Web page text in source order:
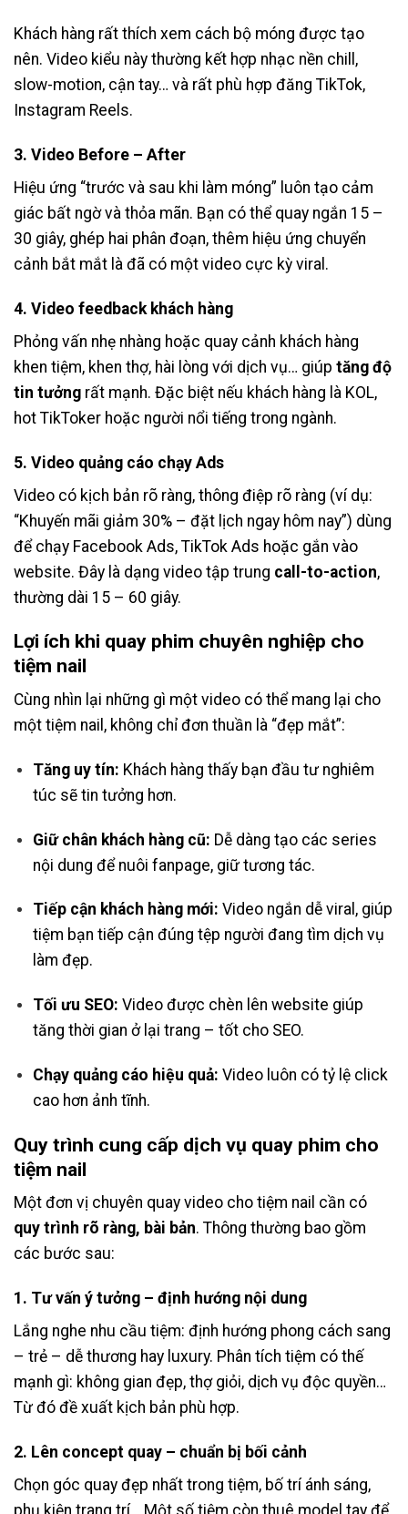
Khách hàng rất thích xem cách bộ móng được tạo
nên. Video kiểu này thường kết hợp nhạc nền chill,
slow-motion, cận tay… và rất phù hợp đăng TikTok,
Instagram Reels.
3. Video Before – After
Hiệu ứng “trước và sau khi làm móng” luôn tạo cảm
giác bất ngờ và thỏa mãn. Bạn có thể quay ngắn 15 –
30 giây, ghép hai phân đoạn, thêm hiệu ứng chuyển
cảnh bắt mắt là đã có một video cực kỳ viral.
4. Video feedback khách hàng
Phỏng vấn nhẹ nhàng hoặc quay cảnh khách hàng
khen tiệm, khen thợ, hài lòng với dịch vụ… giúp tăng độ
tin tưởng rất mạnh. Đặc biệt nếu khách hàng là KOL,
hot TikToker hoặc người nổi tiếng trong ngành.
5. Video quảng cáo chạy Ads
Video có kịch bản rõ ràng, thông điệp rõ ràng (ví dụ:
“Khuyến mãi giảm 30% – đặt lịch ngay hôm nay”) dùng
để chạy Facebook Ads, TikTok Ads hoặc gắn vào
website. Đây là dạng video tập trung call-to-action,
thường dài 15 – 60 giây.
Lợi ích khi quay phim chuyên nghiệp cho
tiệm nail
Cùng nhìn lại những gì một video có thể mang lại cho
một tiệm nail, không chỉ đơn thuần là “đẹp mắt”:
Tăng uy tín: Khách hàng thấy bạn đầu tư nghiêm
túc sẽ tin tưởng hơn.
Giữ chân khách hàng cũ: Dễ dàng tạo các series
nội dung để nuôi fanpage, giữ tương tác.
Tiếp cận khách hàng mới: Video ngắn dễ viral, giúp
tiệm bạn tiếp cận đúng tệp người đang tìm dịch vụ
làm đẹp.
Tối ưu SEO: Video được chèn lên website giúp
tăng thời gian ở lại trang – tốt cho SEO.
Chạy quảng cáo hiệu quả: Video luôn có tỷ lệ click
cao hơn ảnh tĩnh.
Quy trình cung cấp dịch vụ quay phim cho
tiệm nail
Một đơn vị chuyên quay video cho tiệm nail cần có
quy trình rõ ràng, bài bản. Thông thường bao gồm
các bước sau:
1. Tư vấn ý tưởng – định hướng nội dung
Lắng nghe nhu cầu tiệm: định hướng phong cách sang
– trẻ – dễ thương hay luxury. Phân tích tiệm có thế
mạnh gì: không gian đẹp, thợ giỏi, dịch vụ độc quyền…
Từ đó đề xuất kịch bản phù hợp.
2. Lên concept quay – chuẩn bị bối cảnh
Chọn góc quay đẹp nhất trong tiệm, bố trí ánh sáng,
phụ kiện trang trí… Một số tiệm còn thuê model tay để